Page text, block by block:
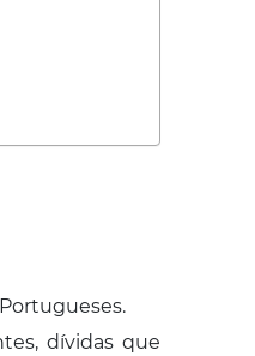
dívidas que